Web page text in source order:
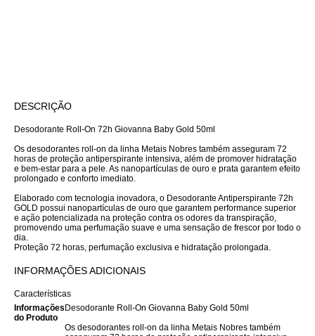
DESCRIÇÃO
Desodorante Roll-On 72h Giovanna Baby Gold 50ml
Os desodorantes roll-on da linha Metais Nobres também asseguram 72
horas de proteção antiperspirante intensiva, além de promover hidratação
e bem-estar para a pele. As nanopartículas de ouro e prata garantem efeito
prolongado e conforto imediato.
Elaborado com tecnologia inovadora, o Desodorante Antiperspirante 72h
GOLD possui nanopartículas de ouro que garantem performance superior
e ação potencializada na proteção contra os odores da transpiração,
promovendo uma perfumação suave e uma sensação de frescor por todo o
dia.
Proteção 72 horas, perfumação exclusiva e hidratação prolongada.
INFORMAÇÕES ADICIONAIS
Características
Informações
do Produto
Desodorante Roll-On Giovanna Baby Gold 50ml
Os desodorantes roll-on da linha Metais Nobres também